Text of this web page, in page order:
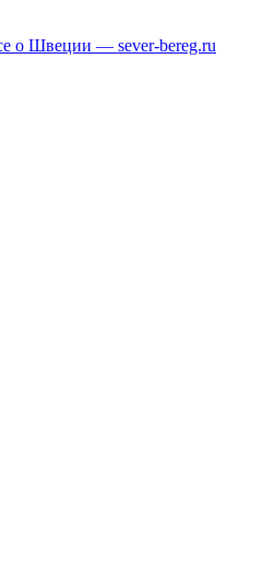
о Швеции — sever-bereg.ru